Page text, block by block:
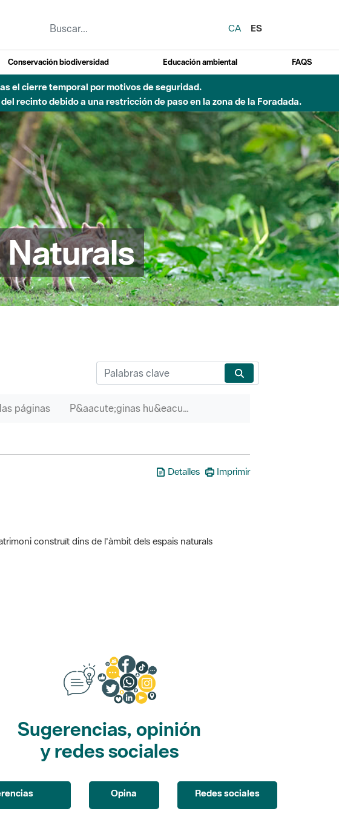
CA
ES
Conservación biodiversidad Educación ambiental FAQS
el cierre temporal por motivos de seguridad.
recinto debido a una restricción de paso en la zona de la Foradada.
páginas P&aacute;ginas hu&eacute;rfanas
Detalles Imprimir
construït dins de l'àmbit dels espais naturals
de 5.
Sugerencias, opinión
y redes sociales
Opina Redes sociales